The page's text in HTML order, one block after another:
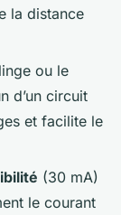
la distance
ou le
d’un circuit
et facilite le
(30 mA)
le courant